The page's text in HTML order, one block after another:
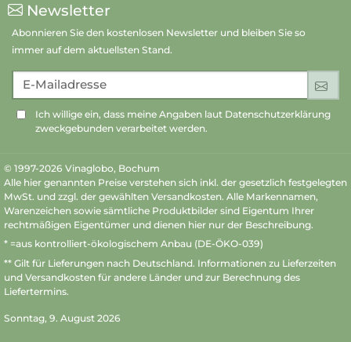
Newsletter
Abonnieren Sie den kostenlosen Newsletter und bleiben Sie so
immer auf dem aktuellsten Stand.
E-Mailadresse
Ich willige ein, dass meine Angaben laut Datenschutzerklärung
zweckgebunden verarbeitet werden.
© 1997-2026 Vinaglobo, Bochum
Alle hier genannten Preise verstehen sich inkl. der gesetzlich festgelegten
MwSt. und zzgl. der gewählten Versandkosten. Alle Markennamen,
Warenzeichen sowie sämtliche Produktbilder sind Eigentum Ihrer
rechtmäßigen Eigentümer und dienen hier nur der Beschreibung.
* =aus kontrolliert-ökologischem Anbau (DE-ÖKO-039)
** Gilt für Lieferungen nach Deutschland. Informationen zu Lieferzeiten
und Versandkosten für andere Länder und zur Berechnung des
Liefertermins.
Sonntag, 9. August 2026